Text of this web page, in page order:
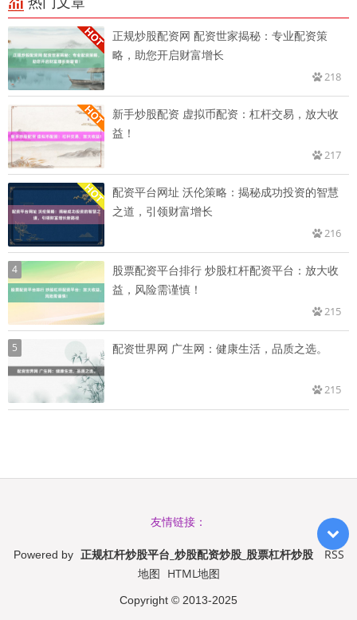
正规炒股配资网 配资世家揭秘：专业配资策
略，助您开启财富增长
218
新手炒股配资 虚拟币配资：杠杆交易，放大收
益！
217
配资平台网址 沃伦策略：揭秘成功投资的智慧
之道，引领财富增长
216
4
股票配资平台排行 炒股杠杆配资平台：放大收
益，风险需谨慎！
215
5 配资世界网 广生网：健康生活，品质之选。
215
友情链接：
Powered by 正规杠杆炒股平台_炒股配资炒股_股票杠杆炒股
RSS
地图 HTML地图
Copyright © 2013-2025